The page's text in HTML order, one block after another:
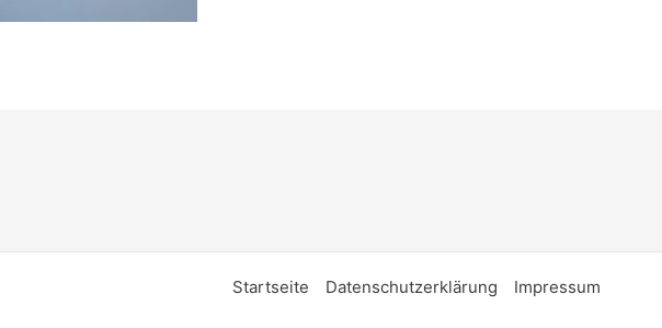
Startseite Datenschutzerklärung Impressum